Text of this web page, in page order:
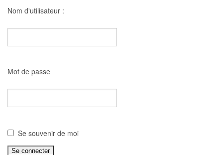
Nom d'utilisateur :
Mot de passe
Se souvenir de moi